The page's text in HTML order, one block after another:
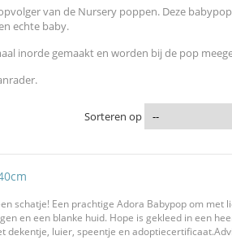
van de Nursery poppen. Deze
echte baby.
inorde gemaakt en worden bij de pop
Sorteren op
schatje! Een prachtige Adora Babypop om met
en een blanke huid. Hope is gekleed in een
dekentje, luier, speentje en